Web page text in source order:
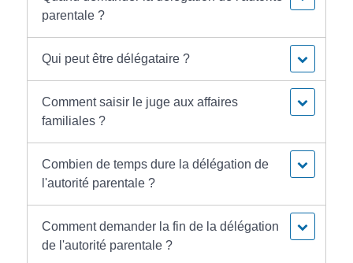
parentale ?
Qui peut être délégataire ?
Comment saisir le juge aux affaires
familiales ?
Combien de temps dure la délégation de
l'autorité parentale ?
Comment demander la fin de la délégation
de l'autorité parentale ?